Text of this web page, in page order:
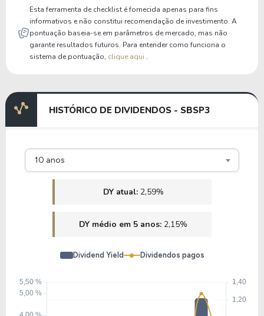
Esta ferramenta de checklist é fornecida apenas para fins
informativos e não constitui recomendação de investimento. A
pontuação baseia-se em parâmetros de mercado, mas não
garante resultados futuros. Para entender como funciona o
sistema de pontuação, clique aqui .
HISTÓRICO DE DIVIDENDOS - SBSP3
10 anos
DY atual: 2,59%
DY médio em 5 anos: 2,15%
Dividend Yield Dividendos pagos